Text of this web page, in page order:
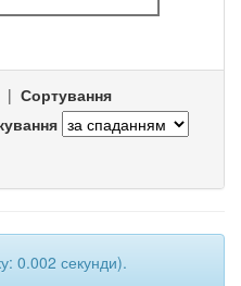
| Сортування
0.002 секунди).